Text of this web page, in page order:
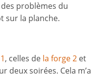
problèmes du
sur la planche.
, celles de la forge 2 et
deux soirées. Cela m’a